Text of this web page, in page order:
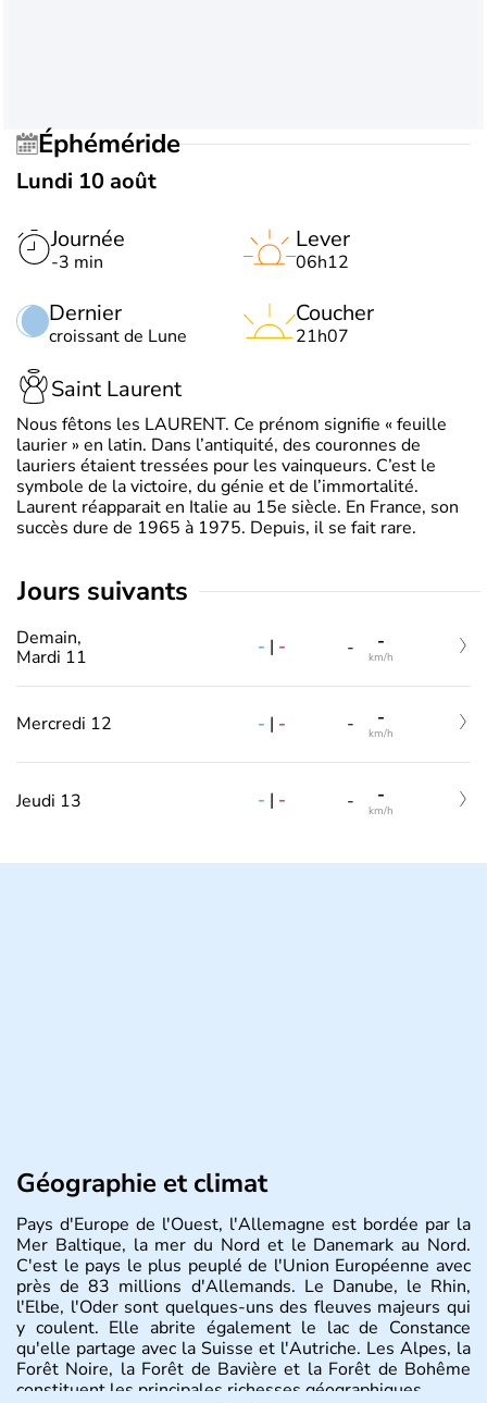
Éphéméride
Lundi 10 août
Journée
-3 min
Dernier
croissant de Lune
Lever
06h12
Coucher
21h07
Saint Laurent
Nous fêtons les LAURENT. Ce prénom signifie « feuille
laurier » en latin. Dans l’antiquité, des couronnes de
lauriers étaient tressées pour les vainqueurs. C’est le
symbole de la victoire, du génie et de l’immortalité.
Laurent réapparait en Italie au 15e siècle. En France, son
succès dure de 1965 à 1975. Depuis, il se fait rare.
jours suivants
Demain,
Mardi 11
- | - - -
km/h
Mercredi 12 - | - - -
km/h
Jeudi 13 - | - - -
km/h
Géographie et climat
Pays d'Europe de l'Ouest, l'Allemagne est bordée par la
Mer Baltique, la mer du Nord et le Danemark au Nord.
C'est le pays le plus peuplé de l'Union Européenne avec
près de 83 millions d'Allemands. Le Danube, le Rhin,
l'Elbe, l'Oder sont quelques-uns des fleuves majeurs qui
y coulent. Elle abrite également le lac de Constance
qu'elle partage avec la Suisse et l'Autriche. Les Alpes, la
Forêt Noire, la Forêt de Bavière et la Forêt de Bohême
constituent les principales richesses géographiques.